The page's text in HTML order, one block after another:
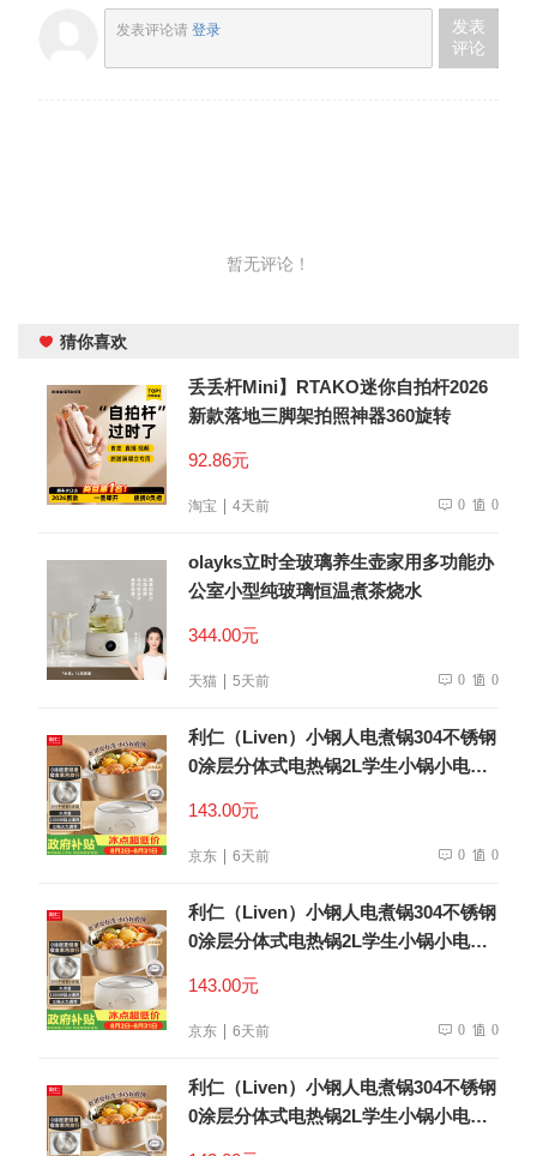
发表评论请 登录
发表
评论
暂无评论！
猜你喜欢
丢丢杆Mini】RTAKO迷你自拍杆2026
新款落地三脚架拍照神器360旋转
92.86元
淘宝 4天前 0 0
olayks立时全玻璃养生壶家用多功能办
公室小型纯玻璃恒温煮茶烧水
344.00元
天猫 5天前 0 0
利仁（Liven）小钢人电煮锅304不锈钢
0涂层分体式电热锅2L学生小锅小电锅
143.00元
京东 6天前 0 0
利仁（Liven）小钢人电煮锅304不锈钢
0涂层分体式电热锅2L学生小锅小电锅
143.00元
京东 6天前 0 0
利仁（Liven）小钢人电煮锅304不锈钢
0涂层分体式电热锅2L学生小锅小电锅